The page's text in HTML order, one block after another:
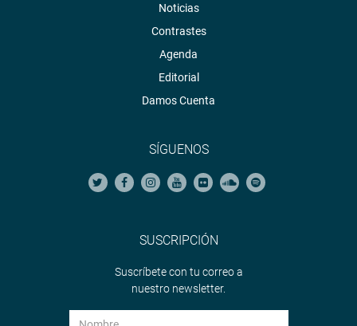
Noticias
Contrastes
Agenda
Editorial
Damos Cuenta
SÍGUENOS
SUSCRIPCIÓN
Suscríbete con tu correo a
nuestro newsletter.